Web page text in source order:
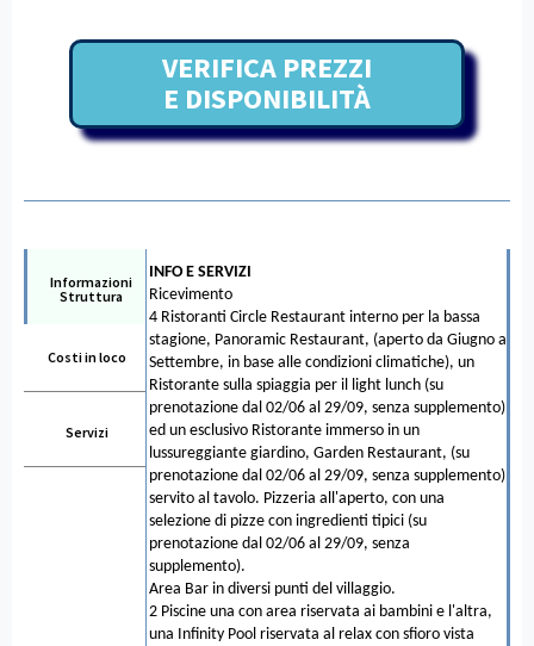
VERIFICA PREZZI
E DISPONIBILITÀ
Informazioni
Struttura
Costi in loco
Servizi
INFO E SERVIZI
Ricevimento
4 Ristoranti Circle Restaurant interno per la bassa
stagione, Panoramic Restaurant, (aperto da Giugno a
Settembre, in base alle condizioni climatiche), un
Ristorante sulla spiaggia per il light lunch (su
prenotazione dal 02/06 al 29/09, senza supplemento)
ed un esclusivo Ristorante immerso in un
lussureggiante giardino, Garden Restaurant, (su
prenotazione dal 02/06 al 29/09, senza supplemento)
servito al tavolo. Pizzeria all'aperto, con una
selezione di pizze con ingredienti tipici (su
prenotazione dal 02/06 al 29/09, senza
supplemento).
Area Bar in diversi punti del villaggio.
2 Piscine una con area riservata ai bambini e l'altra,
una Infinity Pool riservata al relax con sfioro vista